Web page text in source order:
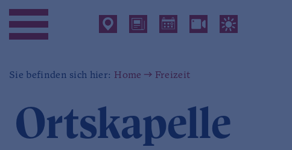
Sie befinden sich hier: Home Freizeit
Ortskapelle